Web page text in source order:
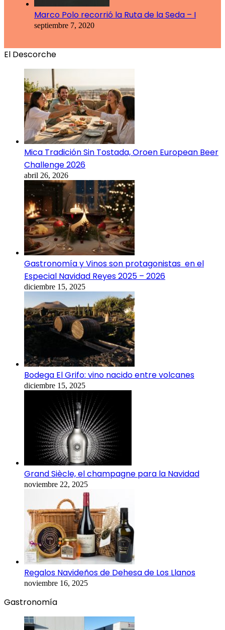
Marco Polo recorrió la Ruta de la Seda – I
septiembre 7, 2020
El Descorche
Mica Tradición Sin Tostada, Oroen European Beer
Challenge 2026
abril 26, 2026
Gastronomía y Vinos son protagonistas en el
Especial Navidad Reyes 2025 – 2026
diciembre 15, 2025
Bodega El Grifo: vino nacido entre volcanes
diciembre 15, 2025
Grand Siècle, el champagne para la Navidad
noviembre 22, 2025
Regalos Navideños de Dehesa de Los Llanos
noviembre 16, 2025
Gastronomía